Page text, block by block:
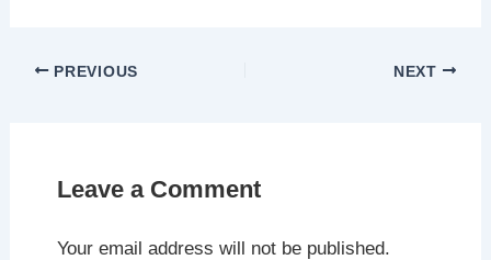
PREVIOUS NEXT
Leave a Comment
Your email address will not be published.